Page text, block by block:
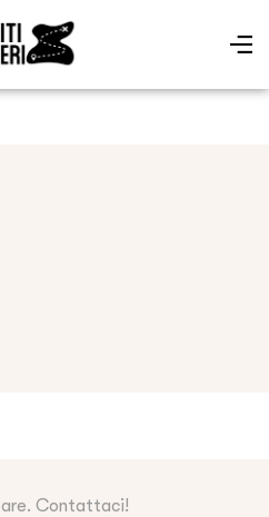
Contattaci!